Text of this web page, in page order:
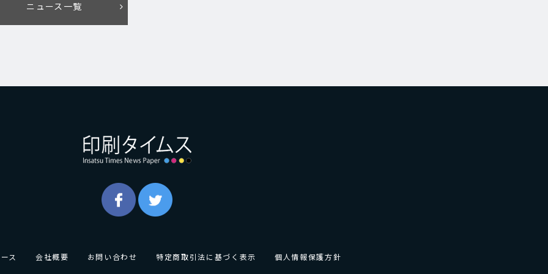
ニュース一覧
ス 会社概要 お問い合わせ 特定商取引法に基づく表示 個人情報保護方針